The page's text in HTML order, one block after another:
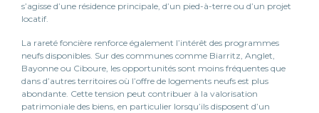
s’agisse d’une résidence principale, d’un pied-à-terre ou d’un projet
locatif.
La rareté foncière renforce également l’intérêt des programmes
neufs disponibles. Sur des communes comme Biarritz, Anglet,
Bayonne ou Ciboure, les opportunités sont moins fréquentes que
dans d’autres territoires où l’offre de logements neufs est plus
abondante. Cette tension peut contribuer à la valorisation
patrimoniale des biens, en particulier lorsqu’ils disposent d’un